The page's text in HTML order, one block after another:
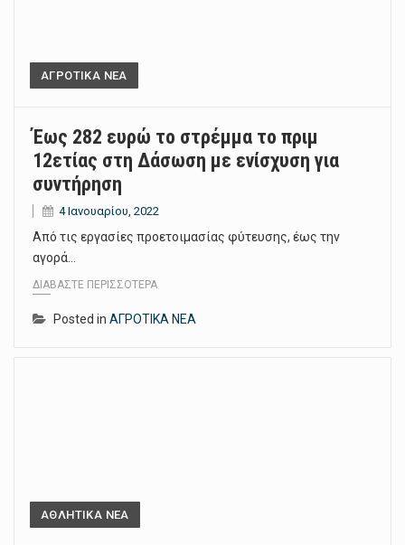
ΑΓΡΟΤΙΚΑ ΝΕΑ
Έως 282 ευρώ το στρέμμα το πριμ
12ετίας στη Δάσωση με ενίσχυση για
συντήρηση
4 Ιανουαρίου, 2022
Από τις εργασίες προετοιµασίας φύτευσης, έως την
αγορά…
ΔΙΑΒΆΣΤΕ ΠΕΡΙΣΣΌΤΕΡΑ
Posted in ΑΓΡΟΤΙΚΑ ΝΕΑ
ΑΘΛΗΤΙΚΑ ΝΕΑ